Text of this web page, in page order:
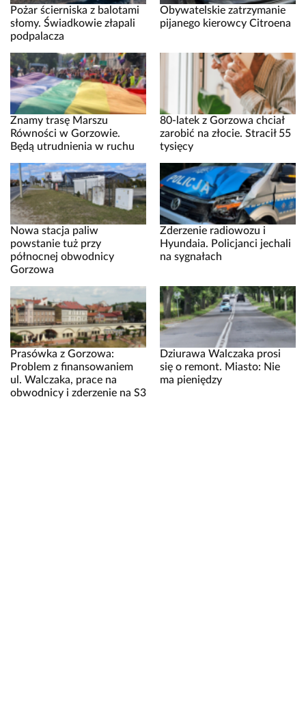
Pożar ścierniska z balotami
słomy. Świadkowie złapali
podpalacza
Obywatelskie zatrzymanie
pijanego kierowcy Citroena
Znamy trasę Marszu
Równości w Gorzowie.
Będą utrudnienia w ruchu
80-latek z Gorzowa chciał
zarobić na złocie. Stracił 55
tysięcy
Nowa stacja paliw
powstanie tuż przy
północnej obwodnicy
Gorzowa
Zderzenie radiowozu i
Hyundaia. Policjanci jechali
na sygnałach
Prasówka z Gorzowa:
Problem z finansowaniem
ul. Walczaka, prace na
obwodnicy i zderzenie na S3
Dziurawa Walczaka prosi
się o remont. Miasto: Nie
ma pieniędzy